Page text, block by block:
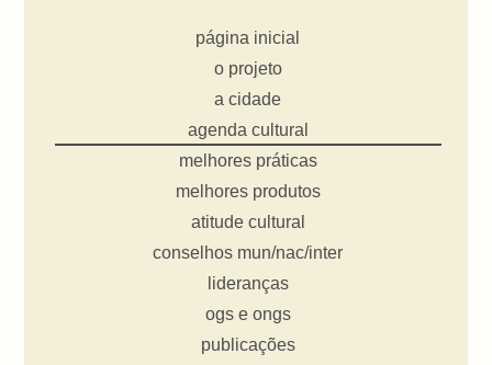
página inicial
o projeto
a cidade
agenda cultural
melhores práticas
melhores produtos
atitude cultural
conselhos mun/nac/inter
lideranças
ogs e ongs
publicações